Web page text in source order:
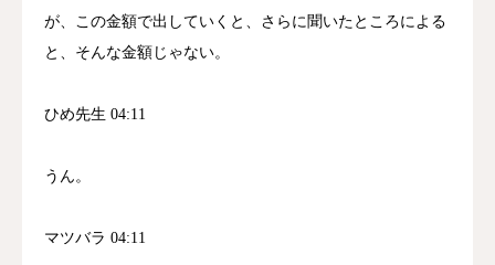
が、この金額で出していくと、さらに聞いたところによる
と、そんな金額じゃない。
ひめ先生 04:11
うん。
マツバラ 04:11